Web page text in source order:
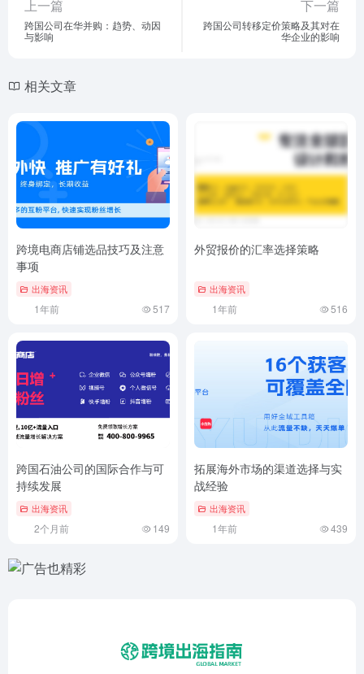
上一篇
跨国公司在华并购：趋势、动因
与影响
下一篇
跨国公司转移定价策略及其对在
华企业的影响
相关文章
跨境电商店铺选品技巧及注意
事项
出海资讯
1年前 517
外贸报价的汇率选择策略
出海资讯
1年前 516
跨国石油公司的国际合作与可
持续发展
出海资讯
2个月前 149
拓展海外市场的渠道选择与实
战经验
出海资讯
1年前 439